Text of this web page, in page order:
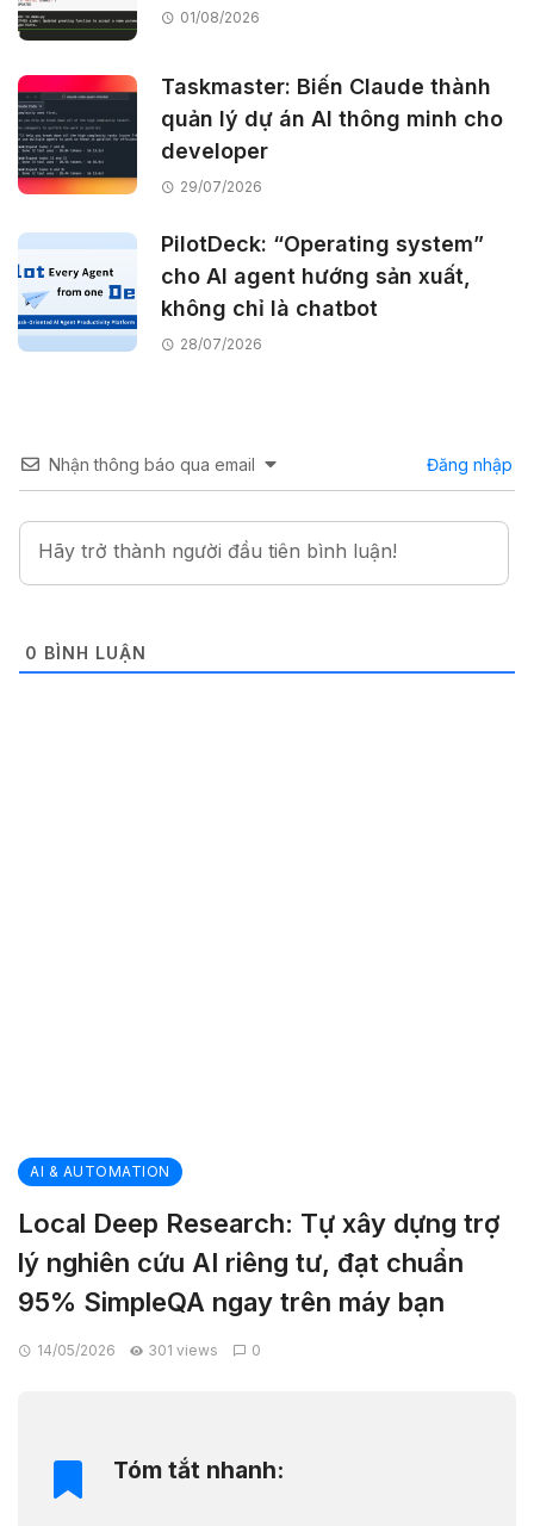
01/08/2026
Taskmaster: Biến Claude thành
quản lý dự án AI thông minh cho
developer
29/07/2026
PilotDeck: “Operating system”
cho AI agent hướng sản xuất,
không chỉ là chatbot
28/07/2026
Nhận thông báo qua email Đăng nhập
0 BÌNH LUẬN
AI & AUTOMATION
Local Deep Research: Tự xây dựng trợ
lý nghiên cứu AI riêng tư, đạt chuẩn
95% SimpleQA ngay trên máy bạn
14/05/2026 301 views 0
Tóm tắt nhanh: